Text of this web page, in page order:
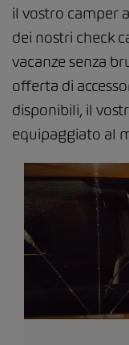
il vostro camper
dei nostri check
vacanze senza
offerta di
disponibili, il
equipaggiato al